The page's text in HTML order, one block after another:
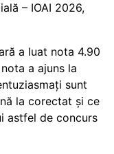
– IOAI 2026,
a luat nota 4.90
a ajuns la
sunt
la corectat și ce
astfel de concurs